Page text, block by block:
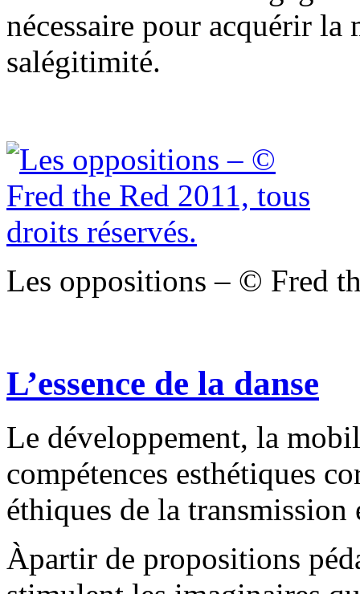
nécessaire pour acquérir la
salégitimité.
Les oppositions – © Fred
L’essence de la danse
Le développement, la
compétences esthétiques
éthiques de la transmission
Àpartir de propositions